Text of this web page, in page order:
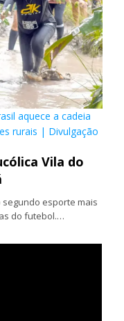
aquece a cadeia
rurais | Divulgação
Vila do
segundo esporte mais
do futebol.…